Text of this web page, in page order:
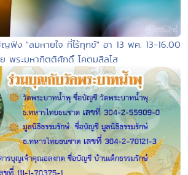
ฟัง "ลมหายใจ ที่ไร้ทุกข์" อา 13 พค. 13-16.00
พระมหากิตติศักดิ์ โคตมสิลโส